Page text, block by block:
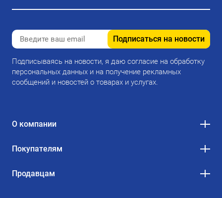
Подписаться на новости
Подписываясь на новости, я даю согласие на обработку
персональных данных и на получение рекламных
сообщений и новостей о товарах и услугах.
О компании
Покупателям
Продавцам